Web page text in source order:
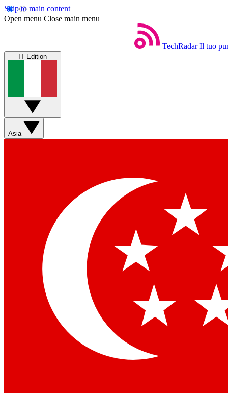
Skip to main content
Open menu Close main menu
TechRadar Il tuo
IT Edition
Asia